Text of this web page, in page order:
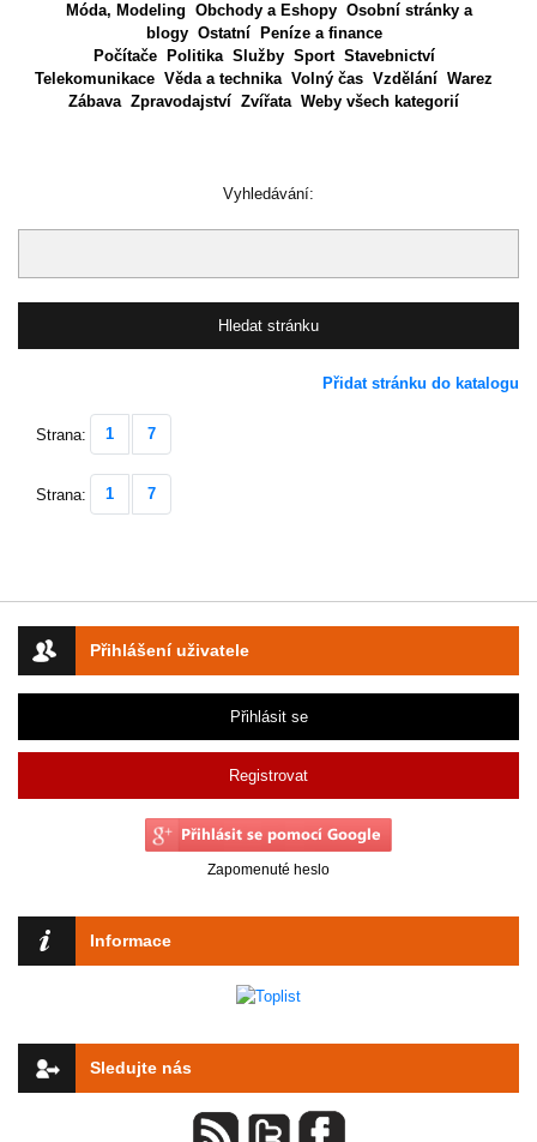
Přihlášení uživatele
Přihlásit se
Registrovat
Zapomenuté heslo
Informace
Sledujte nás
Móda, Modeling Obchody a Eshopy Osobní stránky a
blogy Ostatní
Peníze a finance
Počítače
Politika Služby Sport Stavebnictví
Telekomunikace Věda a technika Volný čas Vzdělání Warez
Zábava Zpravodajství Zvířata Weby všech kategorií
Vyhledávání:
Přidat stránku do katalogu
Strana: 1 7
Strana: 1 7